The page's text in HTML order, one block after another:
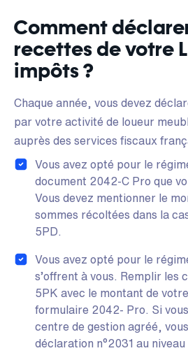
Comment
recettes de votre
impôts ?
Chaque année, vous devez
par votre activité de loueur
auprès des services fiscaux
Vous avez opté pour le
document 2042-C Pro que
Vous devez mentionner le
sommes récoltées dans la
5PD.
Vous avez opté pour le
s’offrent à vous. Remplir les
5PK avec le montant de
formulaire 2042- Pro. Si
centre de gestion agréé,
déclaration n°2031 au